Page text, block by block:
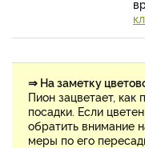
⇒ На заметку
Пион зацветает, как
посадки. Если
обратить внимание
меры по его